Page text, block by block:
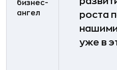
бизнес-
ангел
роста
уже в